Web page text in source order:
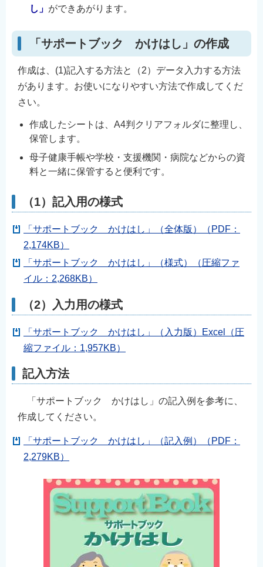
し」 ができあがります。
「サポートブック かけはし」の作成
作成は、(1)記入する方法と（2）データ入力する方法
があります。お使いになりやすい方法で作成してくだ
さい。
作成したシートは、A4判クリアフォルダに整理し、
保管します。
母子健康手帳や学校・支援機関・病院などからの資
料と一緒に保管すると便利です。
（1）記入用の様式
「サポートブック かけはし」（全体版）（PDF：
2,174KB）
「サポートブック かけはし」（様式）（圧縮ファ
イル：2,268KB）
（2）入力用の様式
「サポートブック かけはし」（入力版）Excel（圧
縮ファイル：1,957KB）
記入方法
「サポートブック かけはし」の記入例を参考に、
作成してください。
「サポートブック かけはし」（記入例）（PDF：
2,279KB）